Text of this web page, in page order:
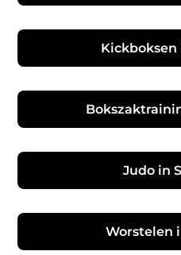
Kickboksen
Judo in
Worstelen